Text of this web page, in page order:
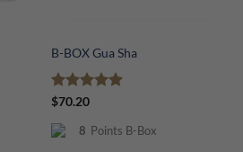
B-BOX Gua Sha
Note5
$70.20
8 Points B-Box